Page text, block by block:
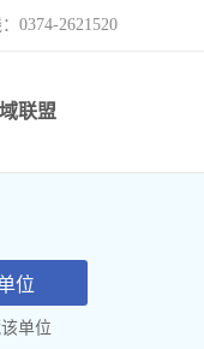
0374-2621520
联盟
位
单位